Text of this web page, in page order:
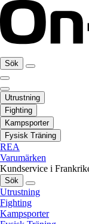
Sök
Utrustning
Fighting
Kampsporter
Fysisk Träning
REA
Varumärken
Kundservice i
Sök
Utrustning
Fighting
Kampsporter